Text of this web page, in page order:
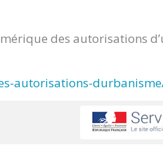
des autorisations
autorisations-